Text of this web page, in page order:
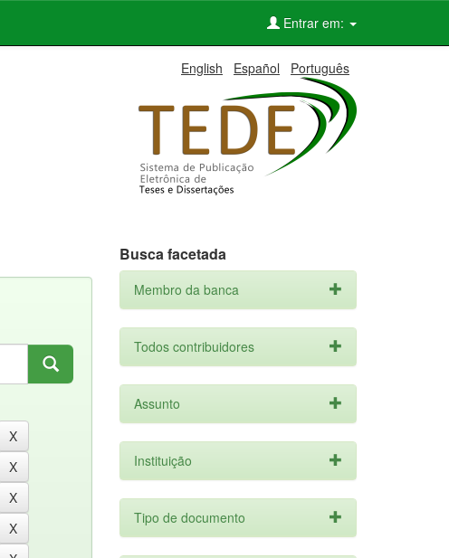
Entrar em:
English Español Português
Busca facetada
Membro da banca
Todos contribuidores
Assunto
Instituição
Tipo de documento